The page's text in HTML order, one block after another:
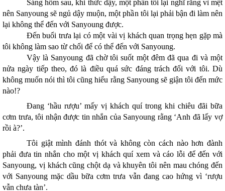
Sáng hôm sau, khi thức dậy, một phần tôi lại nghĩ rằng vì mệt
nên Sanyoung sẽ ngủ dậy muộn, một phần tôi lại phải bận đi làm nên
lại không thể đến với Sanyoung được.
Đến buổi trưa lại có một vài vị khách quan trọng hẹn gặp mà
tôi không làm sao từ chối để có thể đến với Sanyoung.
Vậy là Sanyoung đã chờ tôi suốt một đêm đã qua đi và một
nửa ngày tiếp theo, đó là điều quá sức đáng trách đối với tôi. Dù
không muốn nói thì tôi cũng hiểu rằng Sanyoung sẽ giận tôi đến mức
nào!?
Đang ‘hầu rượu’ mấy vị khách quí trong khi chiêu đãi bữa
cơm trưa, tôi nhận được tin nhắn của Sanyoung rằng ‘Anh đã lấy vợ
rồi à?’.
Tôi giật mình đánh thót và không còn cách nào hơn đành
phải đưa tin nhắn cho một vị khách quí xem và cáo lỗi để đến với
Sanyoung, vị khách cũng chột dạ và khuyên tôi nên mau chóng đến
với Sanyoung mặc dầu bữa cơm trưa vẫn đang cao hứng vì ‘rượu
vẫn chưa tàn’.